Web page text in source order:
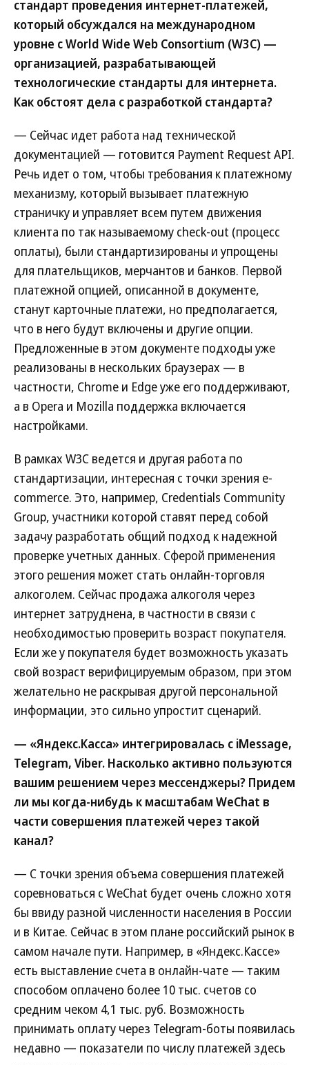
стандарт проведения интернет-платежей,
который обсуждался на международном
уровне с World Wide Web Consortium (W3C) —
организацией, разрабатывающей
технологические стандарты для интернета.
Как обстоят дела с разработкой стандарта?
— Cейчас идет работа над технической
документацией — готовится Payment Request API.
Речь идет о том, чтобы требования к платежному
механизму, который вызывает платежную
страничку и управляет всем путем движения
клиента по так называемому check-out (процесс
оплаты), были стандартизированы и упрощены
для плательщиков, мерчантов и банков. Первой
платежной опцией, описанной в документе,
станут карточные платежи, но предполагается,
что в него будут включены и другие опции.
Предложенные в этом документе подходы уже
реализованы в нескольких браузерах — в
частности, Chrome и Edge уже его поддерживают,
а в Opera и Mozilla поддержка включается
настройками.
В рамках W3C ведется и другая работа по
стандартизации, интересная с точки зрения e-
commerce. Это, например, Credentials Community
Group, участники которой ставят перед собой
задачу разработать общий подход к надежной
проверке учетных данных. Сферой применения
этого решения может стать онлайн-торговля
алкоголем. Сейчас продажа алкоголя через
интернет затруднена, в частности в связи с
необходимостью проверить возраст покупателя.
Если же у покупателя будет возможность указать
свой возраст верифицируемым образом, при этом
желательно не раскрывая другой персональной
информации, это сильно упростит сценарий.
— «Яндекс.Касса» интегрировалась с iMessage,
Telegram, Viber. Насколько активно пользуются
вашим решением через мессенджеры? Придем
ли мы когда-нибудь к масштабам WeChat в
части совершения платежей через такой
канал?
— С точки зрения объема совершения платежей
соревноваться с WeChat будет очень сложно хотя
бы ввиду разной численности населения в России
и в Китае. Сейчас в этом плане российский рынок в
самом начале пути. Например, в «Яндекс.Кассе»
есть выставление счета в онлайн-чате — таким
способом оплачено более 10 тыс. счетов со
средним чеком 4,1 тыс. руб. Возможность
принимать оплату через Telegram-боты появилась
недавно — показатели по числу платежей здесь